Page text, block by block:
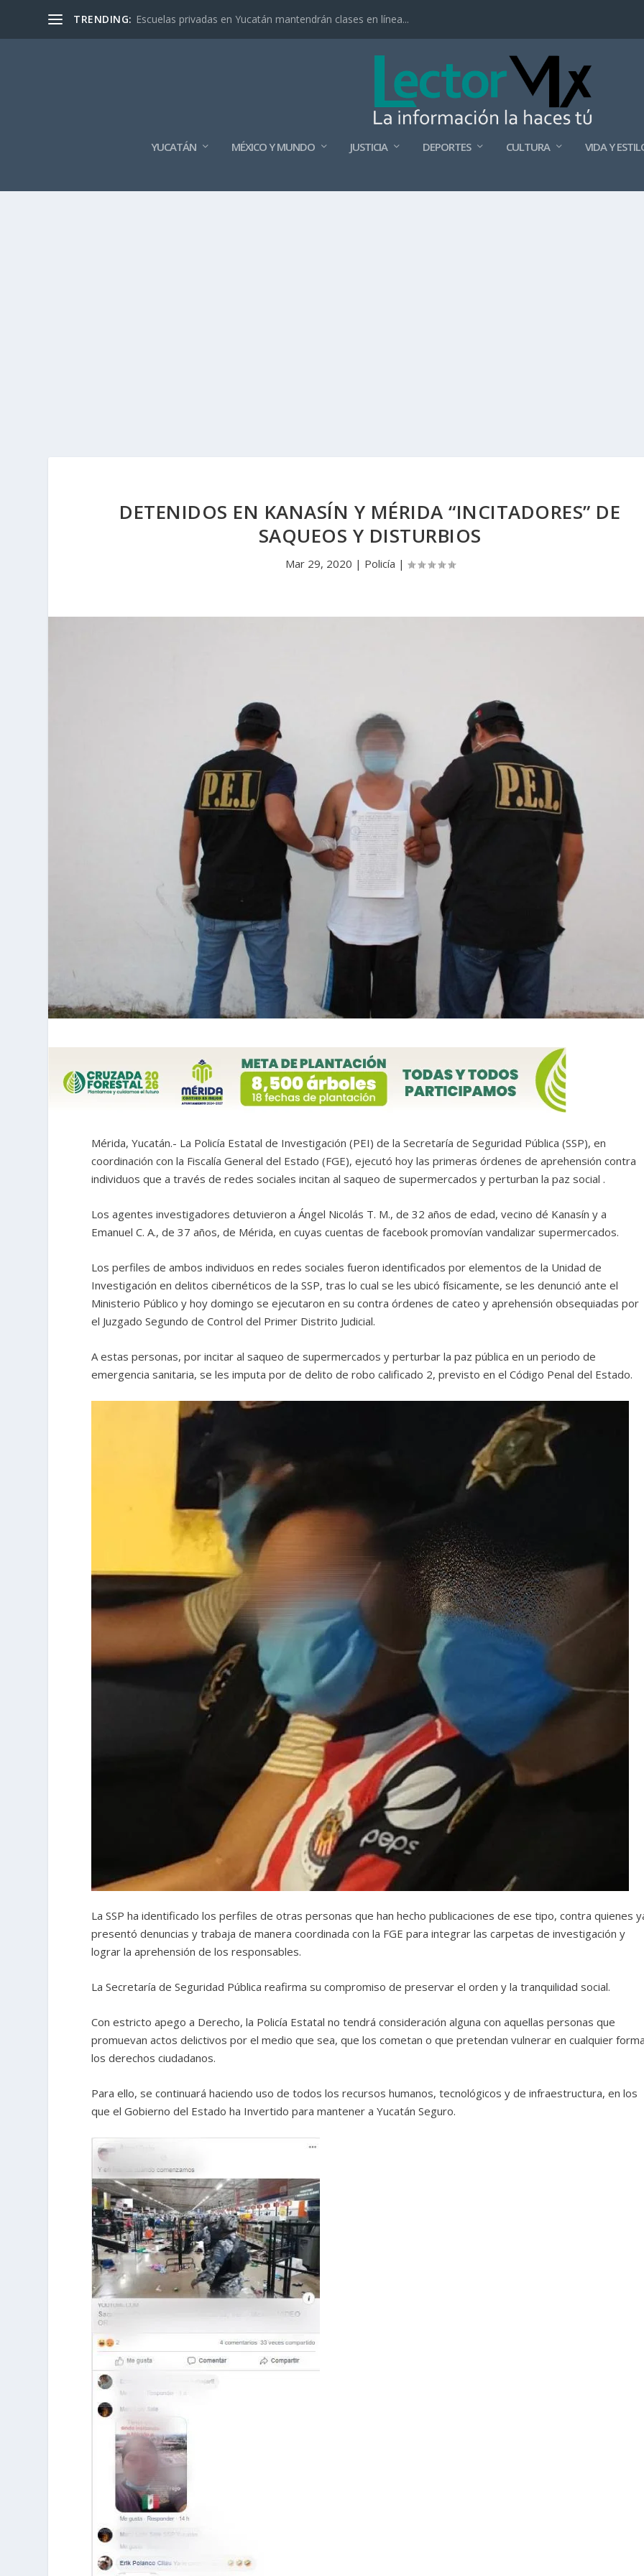
TRENDING: Escuelas privadas en Yucatán mantendrán clases en línea...
YUCATÁN MÉXICO Y MUNDO JUSTICIA DEPORTES CULTURA VIDA Y
DETENIDOS EN KANASÍN Y MÉRIDA “INCITADORES” DE
SAQUEOS Y DISTURBIOS
Mar 29, 2020 | Policía |
Mérida, Yucatán.- La Policía Estatal de Investigación (PEI) de la Secretaría de Seguridad Pública (SSP), en
coordinación con la Fiscalía General del Estado (FGE), ejecutó hoy las primeras órdenes de aprehensión contra
individuos que a través de redes sociales incitan al saqueo de supermercados y perturban la paz social .
Los agentes investigadores detuvieron a Ángel Nicolás T. M., de 32 años de edad, vecino dé Kanasín y a
Emanuel C. A., de 37 años, de Mérida, en cuyas cuentas de facebook promovían vandalizar supermercados.
Los perfiles de ambos individuos en redes sociales fueron identificados por elementos de la Unidad de
Investigación en delitos cibernéticos de la SSP, tras lo cual se les ubicó físicamente, se les denunció ante el
Ministerio Público y hoy domingo se ejecutaron en su contra órdenes de cateo y aprehensión obsequiadas por
el Juzgado Segundo de Control del Primer Distrito Judicial.
A estas personas, por incitar al saqueo de supermercados y perturbar la paz pública en un periodo de
emergencia sanitaria, se les imputa por de delito de robo calificado 2, previsto en el Código Penal del Estado.
La SSP ha identificado los perfiles de otras personas que han hecho publicaciones de ese tipo, contra quienes
presentó denuncias y trabaja de manera coordinada con la FGE para integrar las carpetas de investigación y
lograr la aprehensión de los responsables.
La Secretaría de Seguridad Pública reafirma su compromiso de preservar el orden y la tranquilidad social.
Con estricto apego a Derecho, la Policía Estatal no tendrá consideración alguna con aquellas personas que
promuevan actos delictivos por el medio que sea, que los cometan o que pretendan vulnerar en cualquier
los derechos ciudadanos.
Para ello, se continuará haciendo uso de todos los recursos humanos, tecnológicos y de infraestructura, en los
que el Gobierno del Estado ha Invertido para mantener a Yucatán Seguro.